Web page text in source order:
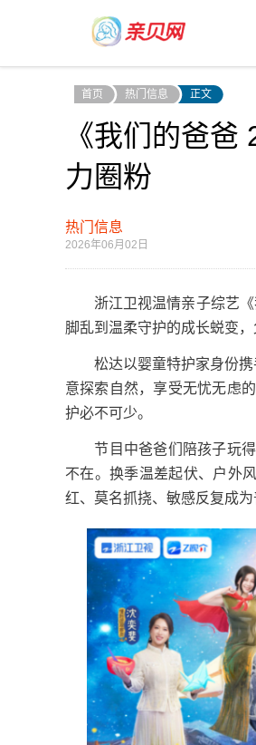
首页 热门信息 正文
《我们的爸
力圈粉
热门信息
2026年06月02日
浙江卫视温情亲子综艺《
脚乱到温柔守护的成长蜕变
松达以婴童特护家身份携
意探索自然，享受无忧无虑
护必不可少。
节目中爸爸们陪孩子玩得
不在。换季温差起伏、户外
红、莫名抓挠、敏感反复成